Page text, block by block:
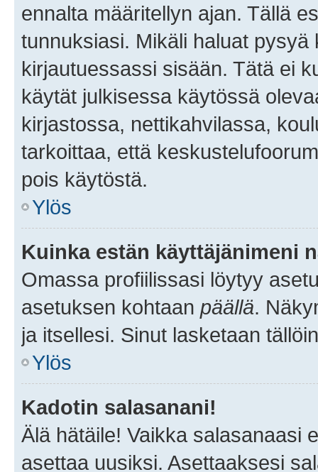
ennalta määritellyn ajan. Tällä
tunnuksiasi. Mikäli haluat
kirjautuessassi sisään. Tätä ei
käytät julkisessa käytössä
kirjastossa, nettikahvilassa,
tarkoittaa, että
pois käytöstä.
Ylös
Kuinka estän käyttäjänimeni
Omassa profiilissasi löytyy
asetuksen kohtaan päällä.
ja itsellesi. Sinut lasketaan
Ylös
Kadotin salasanani!
Älä hätäile! Vaikka salasanaasi
asettaa uusiksi. Asettaaksesi